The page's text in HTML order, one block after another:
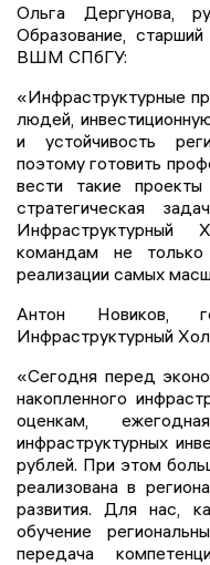
Ольга Дергунова,
Образование,
ВШМ СПбГУ:
«Инфраструктурные
людей,
и устойчивость
поэтому готовить
вести такие
стратегическая
Инфраструктурный
командам не
реализации самых
Антон Новиков,
Инфраструктурный
«Сегодня перед
накопленного
оценкам,
инфраструктурных
рублей. При этом
реализована в
развития. Для нас,
обучение
передача